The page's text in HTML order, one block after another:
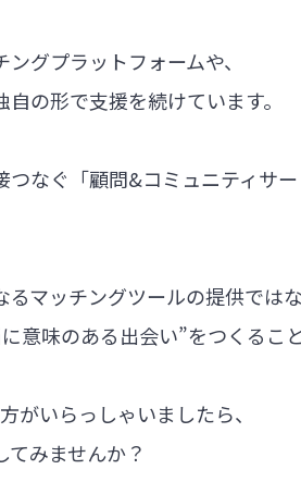
グプラットフォームや、
の形で支援を続けています。
なぐ「顧問&コミュニティサ
マッチングツールの提供では
意味のある出会い”をつくるこ
いらっしゃいましたら、
みませんか？